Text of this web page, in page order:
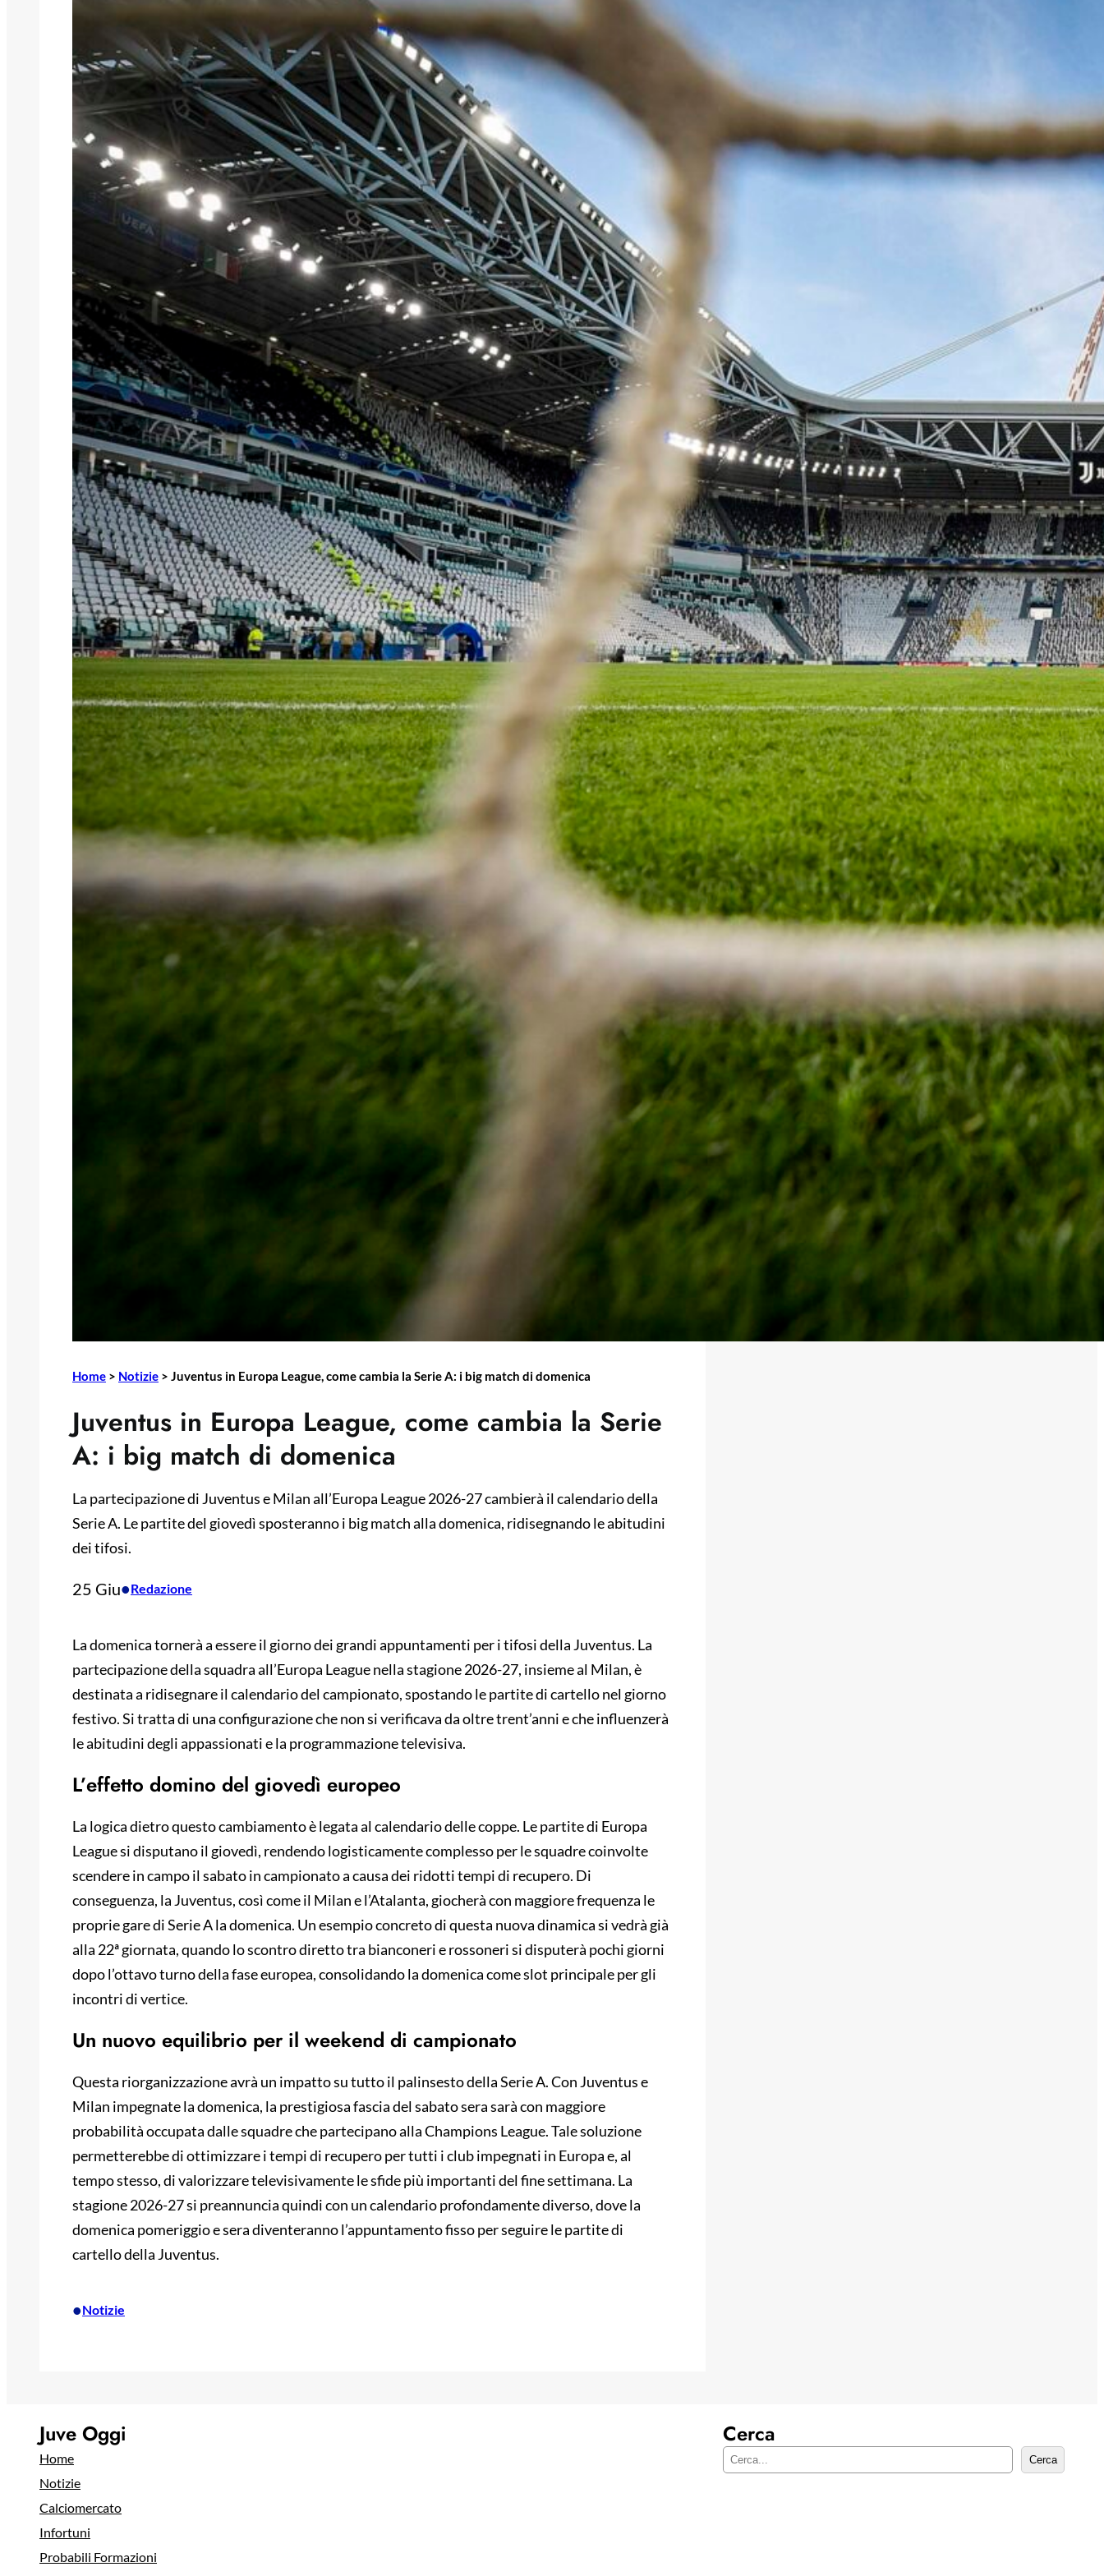
Home > Notizie > Juventus in Europa League, come cambia la Serie A: i big match di domenica
Juventus in Europa League, come cambia la Serie
A: i big match di domenica
La partecipazione di Juventus e Milan all’Europa League 2026-27 cambierà il calendario della
Serie A. Le partite del giovedì sposteranno i big match alla domenica, ridisegnando le abitudini
dei tifosi.
25 Giu•Redazione
La domenica tornerà a essere il giorno dei grandi appuntamenti per i tifosi della Juventus. La
partecipazione della squadra all’Europa League nella stagione 2026-27, insieme al Milan, è
destinata a ridisegnare il calendario del campionato, spostando le partite di cartello nel giorno
festivo. Si tratta di una configurazione che non si verificava da oltre trent’anni e che influenzerà
le abitudini degli appassionati e la programmazione televisiva.
L’effetto domino del giovedì europeo
La logica dietro questo cambiamento è legata al calendario delle coppe. Le partite di Europa
League si disputano il giovedì, rendendo logisticamente complesso per le squadre coinvolte
scendere in campo il sabato in campionato a causa dei ridotti tempi di recupero. Di
conseguenza, la Juventus, così come il Milan e l’Atalanta, giocherà con maggiore frequenza le
proprie gare di Serie A la domenica. Un esempio concreto di questa nuova dinamica si vedrà già
alla 22ª giornata, quando lo scontro diretto tra bianconeri e rossoneri si disputerà pochi giorni
dopo l’ottavo turno della fase europea, consolidando la domenica come slot principale per gli
incontri di vertice.
Un nuovo equilibrio per il weekend di campionato
Questa riorganizzazione avrà un impatto su tutto il palinsesto della Serie A. Con Juventus e
Milan impegnate la domenica, la prestigiosa fascia del sabato sera sarà con maggiore
probabilità occupata dalle squadre che partecipano alla Champions League. Tale soluzione
permetterebbe di ottimizzare i tempi di recupero per tutti i club impegnati in Europa e, al
tempo stesso, di valorizzare televisivamente le sfide più importanti del fine settimana. La
stagione 2026-27 si preannuncia quindi con un calendario profondamente diverso, dove la
domenica pomeriggio e sera diventeranno l’appuntamento fisso per seguire le partite di
cartello della Juventus.
•Notizie
Nazionale è vincere”
5 Agosto 2026
Finocchiaro verso la Serie B: la Juve
fissa la clausola per la cessione
Juve Oggi
Home
Notizie
Calciomercato
Infortuni
Probabili Formazioni
Cerca
C
Cerca